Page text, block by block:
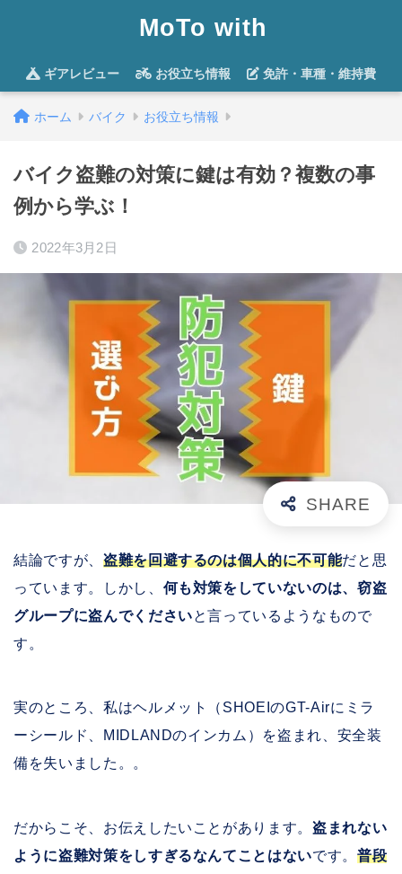
MoTo with
ギアレビュー お役立ち情報 免許・車種・維持費
ホーム バイク お役立ち情報
バイク盗難の対策に鍵は有効？複数の事
例から学ぶ！
2022年3月2日
結論ですが、 盗難を回避するのは個人的に不可能だと思
っています。しかし、 何も対策をしていないのは、窃盗
グループに盗んでください と言っているようなもので
す。
実のところ、私はヘルメット（SHOEIのGT-Airにミラ
ーシールド、MIDLANDのインカム）を盗まれ、安全装
備を失いました。。
だからこそ、お伝えしたいことがあります。盗まれない
ように盗難対策をしすぎるなんてことはないです。普段